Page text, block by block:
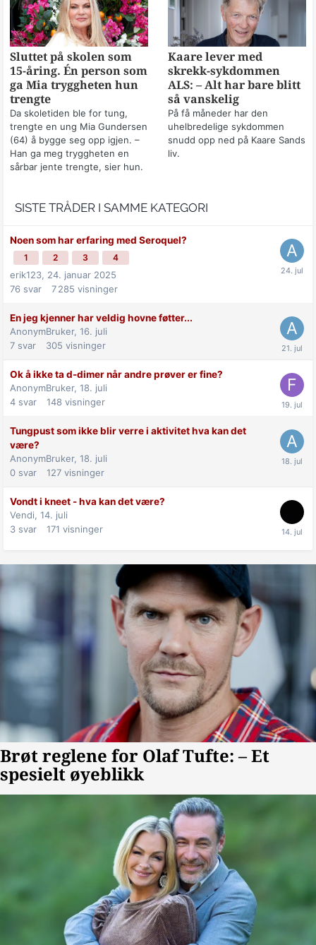
Sluttet på skolen som
15-åring. Én person som
ga Mia tryggheten hun
trengte
Da skoletiden ble for tung,
trengte en ung Mia Gundersen
(64) å bygge seg opp igjen. –
Han ga meg tryggheten en
sårbar jente trengte, sier hun.
Kaare lever med
skrekk-sykdommen
ALS: – Alt har bare blitt
så vanskelig
På få måneder har den
uhelbredelige sykdommen
snudd opp ned på Kaare Sands
liv.
SISTE TRÅDER I SAMME KATEGORI
Noen som har erfaring med Seroquel?
1 2 3 4
erik123, 24. januar 2025
76 svar 7 285 visninger
En jeg kjenner har veldig hovne føtter...
AnonymBruker, 16. juli
7 svar 305 visninger
Ok å ikke ta d-dimer når andre prøver er fine?
AnonymBruker, 18. juli
4 svar 148 visninger
Tungpust som ikke blir verre i aktivitet hva kan det
være?
AnonymBruker, 18. juli
0 svar 127 visninger
Vondt i kneet - hva kan det være?
Vendi, 14. juli
3 svar 171 visninger